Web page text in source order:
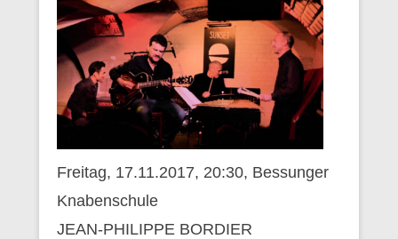
Freitag, 17.11.2017, 20:30, Bessunger
Knabenschule
JEAN-PHILIPPE BORDIER